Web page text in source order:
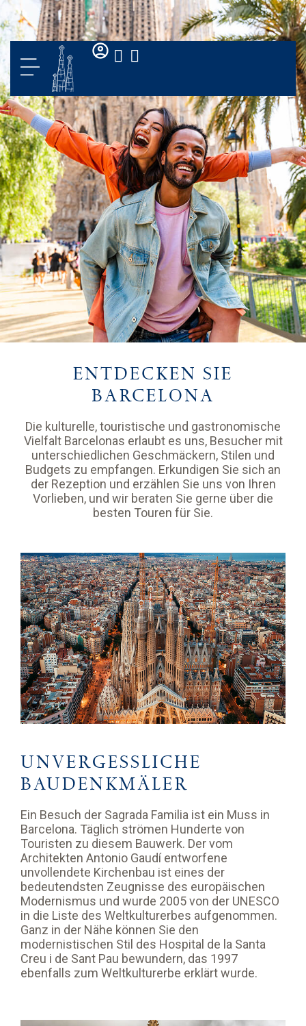
ENTDECKEN SIE
BARCELONA
Die kulturelle, touristische und gastronomische
Vielfalt Barcelonas erlaubt es uns, Besucher mit
unterschiedlichen Geschmäckern, Stilen und
Budgets zu empfangen. Erkundigen Sie sich an
der Rezeption und erzählen Sie uns von Ihren
Vorlieben, und wir beraten Sie gerne über die
besten Touren für Sie.
UNVERGESSLICHE
BAUDENKMÄLER
Ein Besuch der Sagrada Familia ist ein Muss in
Barcelona. Täglich strömen Hunderte von
Touristen zu diesem Bauwerk. Der vom
Architekten Antonio Gaudí entworfene
unvollendete Kirchenbau ist eines der
bedeutendsten Zeugnisse des europäischen
Modernismus und wurde 2005 von der UNESCO
in die Liste des Weltkulturerbes aufgenommen.
Ganz in der Nähe können Sie den
modernistischen Stil des Hospital de la Santa
Creu i de Sant Pau bewundern, das 1997
ebenfalls zum Weltkulturerbe erklärt wurde.